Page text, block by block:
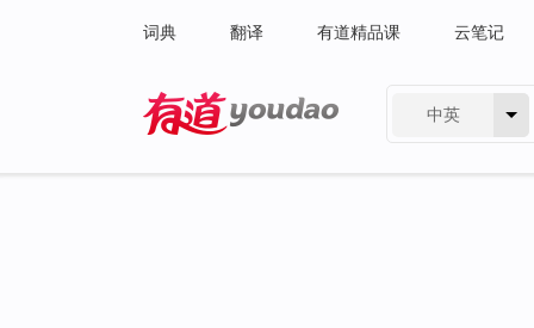
词典 翻译 有道精品课 云笔记
中英